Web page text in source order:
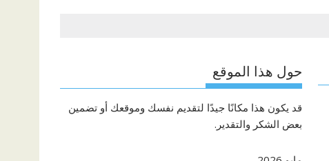
حول هذا الموقع
قد يكون هذا مكانًا جيدًا لتقديم نفسك وموقعك أو تضمين
بعض الشكر والتقدير.